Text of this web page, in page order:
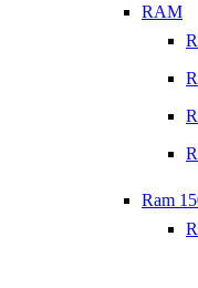
RAM
Ram